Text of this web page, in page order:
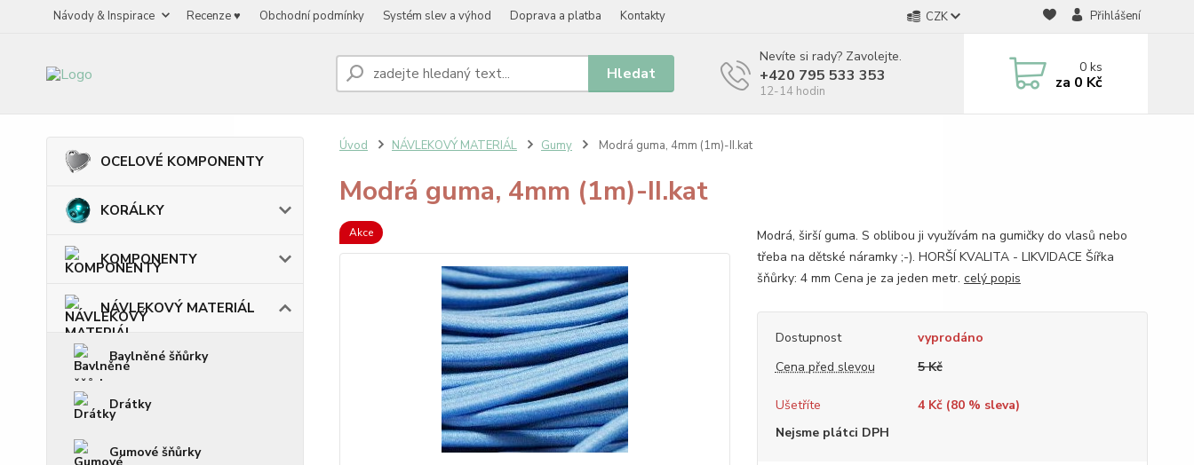
Návody & Inspirace Recenze ♥ Obchodní podmínky Systém slev a výhod Doprava a platba Kontakty CZK Přihlášení
Hledat
Nevíte si rady? Zavolejte.
+420 795 533 353
12-14 hodin
0ks
za 0 Kč
OCELOVÉ KOMPONENTY
KORÁLKY
KOMPONENTY
NÁVLEKOVÝ MATERIÁL
Bavlněné šňůrky
Drátky
Gumové šňůrky
Úvod NÁVLEKOVÝ MATERIÁL Gumy Modrá guma, 4mm (1m)-II.kat
Modrá guma, 4mm (1m)-II.kat
Akce
Modrá, širší guma. S oblibou ji využívám na gumičky do vlasů nebo
třeba na dětské náramky ;-). HORŠÍ KVALITA - LIKVIDACE Šířka
šňůrky: 4 mm Cena je za jeden metr. celý popis
Dostupnost
vyprodáno
Cena před slevou
5 Kč
Ušetříte 4 Kč (80% sleva)
Nejsme plátci DPH